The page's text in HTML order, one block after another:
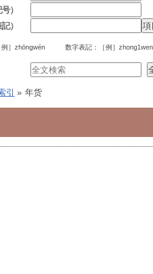
）
）
例］zhōngwén 数字表記：［例］
引 » 年货